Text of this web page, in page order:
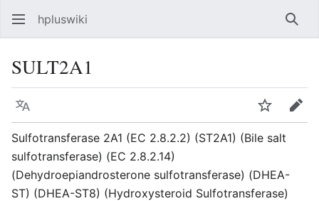
hpluswiki
SULT2A1
Язык Следить
Sulfotransferase 2A1 (EC 2.8.2.2) (ST2A1) (Bile salt
sulfotransferase) (EC 2.8.2.14)
(Dehydroepiandrosterone sulfotransferase) (DHEA-
ST) (DHEA-ST8) (Hydroxysteroid Sulfotransferase)